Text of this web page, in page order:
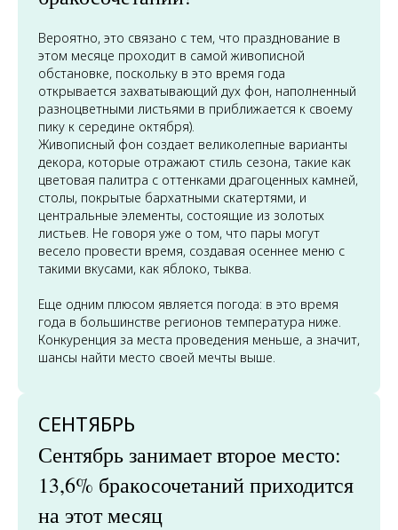
Вероятно, это связано с тем, что празднование в
этом месяце проходит в самой живописной
обстановке, поскольку в это время года
открывается захватывающий дух фон, наполненный
разноцветными листьями в приближается к своему
пику к середине октября).
Живописный фон создает великолепные варианты
декора, которые отражают стиль сезона, такие как
цветовая палитра с оттенками драгоценных камней,
столы, покрытые бархатными скатертями, и
центральные элементы, состоящие из золотых
листьев. Не говоря уже о том, что пары могут
весело провести время, создавая осеннее меню с
такими вкусами, как яблоко, тыква.
Еще одним плюсом является погода: в это время
года в большинстве регионов температура ниже.
Конкуренция за места проведения меньше, а значит,
шансы найти место своей мечты выше.
СЕНТЯБРЬ
Сентябрь занимает второе место:
13,6% бракосочетаний приходится
на этот месяц